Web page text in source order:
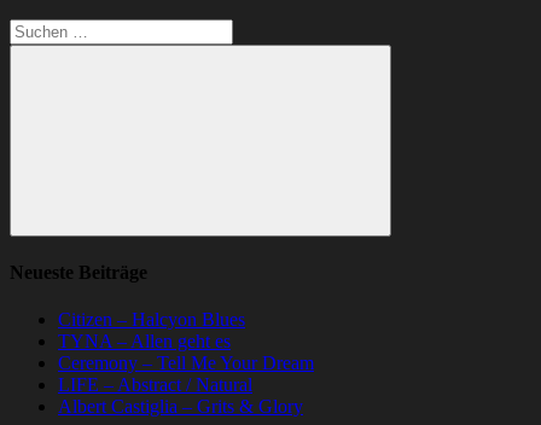
Suchen
nach:
Suchen
Neueste Beiträge
Citizen – Halcyon Blues
TYNA – Allen geht es
Ceremony – Tell Me Your Dream
LIFE – Abstract / Natural
Albert Castiglia – Grits & Glory